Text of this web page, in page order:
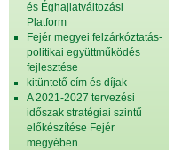
és Éghajlatváltozási
Platform
Fejér megyei felzárkóztatás-
politikai együttműködés
fejlesztése
kitüntető cím és díjak
A 2021-2027 tervezési
időszak stratégiai szintű
előkészítése Fejér
megyében